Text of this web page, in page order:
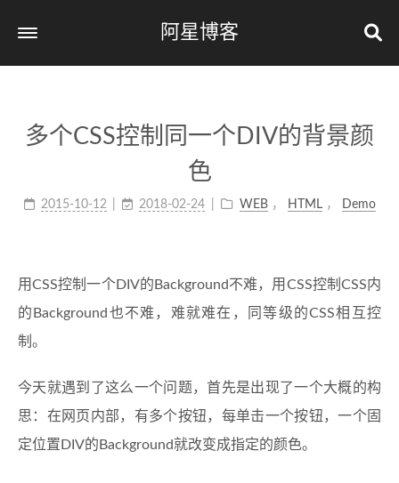
阿星博客
标签 / Tags
多个CSS控制同一个DIV的背景颜
色
2015-10-12 2018-02-24 WEB ， HTML ， Demo
用CSS控制一个DIV的Background不难，用CSS控制CSS内
的Background也不难，难就难在，同等级的CSS相互控
制。
今天就遇到了这么一个问题，首先是出现了一个大概的构
思：在网页内部，有多个按钮，每单击一个按钮，一个固
定位置DIV的Background就改变成指定的颜色。